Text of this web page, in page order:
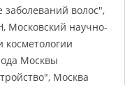
заболеваний волос",
Московский научно-
косметологии
Москвы
Москва